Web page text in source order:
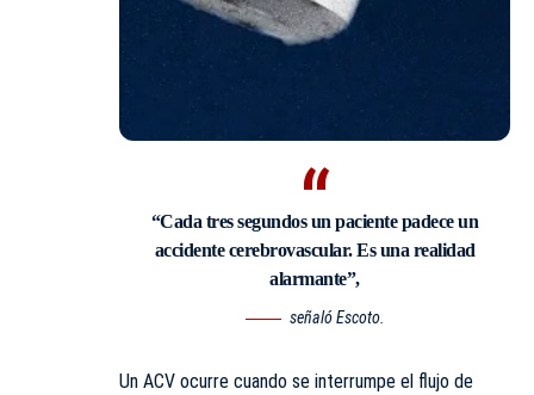
“Cada tres segundos un paciente padece un
accidente cerebrovascular. Es una realidad
alarmante”,
señaló Escoto.
Un ACV ocurre cuando se interrumpe el flujo de